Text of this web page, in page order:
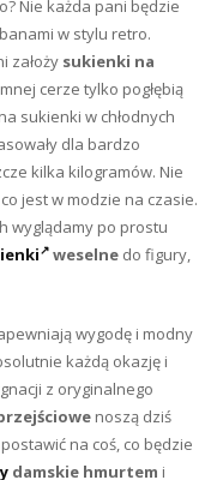
Nie każda pani będzie
w stylu retro.
założy sukienki na
cerze tylko pogłębią
sukienki w chłodnych
dla bardzo
kilka kilogramów. Nie
jest w modzie na czasie.
wyglądamy po prostu
weselne do figury,
wygodę i modny
każdą okazję i
z oryginalnego
noszą dziś
na coś, co będzie
damskie hmurtem i